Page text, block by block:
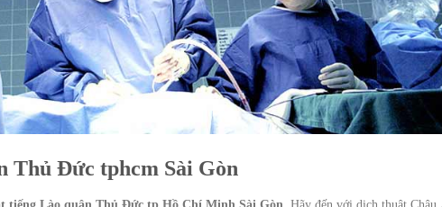
Thủ Đức tphcm Sài Gòn